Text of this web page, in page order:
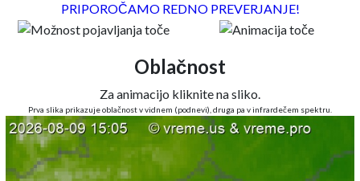
PRIPOROČAMO REDNO PREVERJANJE!
Oblačnost
Za animacijo kliknite na sliko.
Prva slika prikazuje oblačnost v vidnem (podnevi), druga pa v infrardečem spektru.